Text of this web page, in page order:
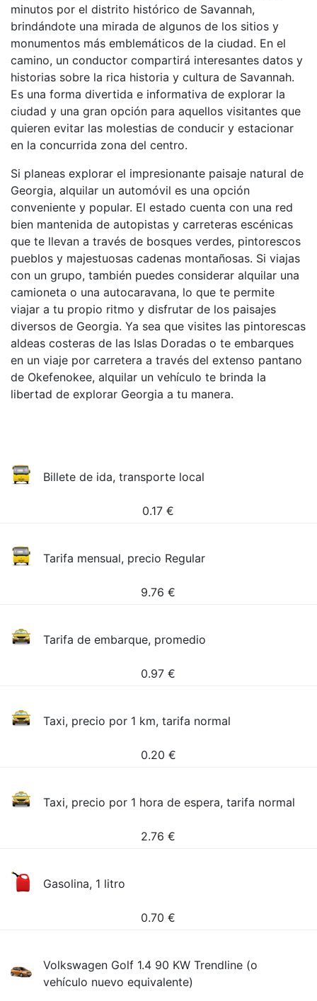
minutos por el distrito histórico de Savannah,
brindándote una mirada de algunos de los sitios y
monumentos más emblemáticos de la ciudad. En el
camino, un conductor compartirá interesantes datos y
historias sobre la rica historia y cultura de Savannah.
Es una forma divertida e informativa de explorar la
ciudad y una gran opción para aquellos visitantes que
quieren evitar las molestias de conducir y estacionar
en la concurrida zona del centro.
Si planeas explorar el impresionante paisaje natural de
Georgia, alquilar un automóvil es una opción
conveniente y popular. El estado cuenta con una red
bien mantenida de autopistas y carreteras escénicas
que te llevan a través de bosques verdes, pintorescos
pueblos y majestuosas cadenas montañosas. Si viajas
con un grupo, también puedes considerar alquilar una
camioneta o una autocaravana, lo que te permite
viajar a tu propio ritmo y disfrutar de los paisajes
diversos de Georgia. Ya sea que visites las pintorescas
aldeas costeras de las Islas Doradas o te embarques
en un viaje por carretera a través del extenso pantano
de Okefenokee, alquilar un vehículo te brinda la
libertad de explorar Georgia a tu manera.
Billete de ida, transporte local
0.17 €
Tarifa mensual, precio Regular
9.76 €
Tarifa de embarque, promedio
0.97 €
Taxi, precio por 1 km, tarifa normal
0.20 €
Taxi, precio por 1 hora de espera, tarifa normal
2.76 €
Gasolina, 1 litro
0.70 €
Volkswagen Golf 1.4 90 KW Trendline (o
vehículo nuevo equivalente)